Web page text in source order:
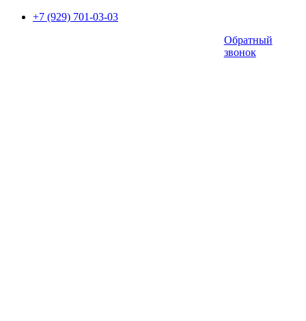
+7 (929) 701-03-03
Обратный
звонок